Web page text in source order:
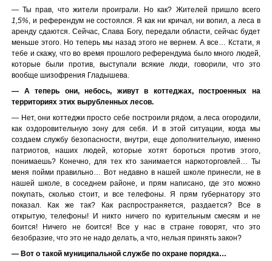
— Ты прав, что жители проиграли. Но как? Жителей пришло всего
1,5% , и референдум не состоялся. Я как ни кричал, ни вопил, а леса в
аренду сдаются. Сейчас, Слава Богу, передали области, сейчас будет
меньше этого. Но теперь мы назад этого не вернем. А все… Кстати, я
тебе и скажу, что во время прошлого референдума было много людей,
которые были против, выступали всякие люди, говорили, что это
вообще шизофрения Гладышева.
— А теперь они, небось, живут в коттеджах, построенных на
территориях этих вырубленных лесов.
— Нет, они коттеджи просто себе построили рядом, а леса огородили,
как оздоровительную зону для себя. И в этой ситуации, когда мы
создаем службу безопасности, внутри, еще дополнительную, именно
патриотов, наших людей, которые хотят бороться против этого,
понимаешь? Конечно, для тех кто занимается наркоторговлей… Ты
меня пойми правильно… Вот недавно в нашей школе принесли, не в
нашей школе, в соседнем районе, и прям написано, где это можно
покупать, сколько стоит, и все телефоны. Я прям губернатору это
показал. Как же так? Как распространяется, раздается? Все в
открытую, телефоны! И никто ничего по курительным смесям и не
боится! Ничего не боится! Все у нас в стране говорят, что это
безобразие, что это не надо делать, а что, нельзя принять закон?
— Вот о такой муниципальной службе по охране порядка…